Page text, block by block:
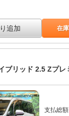
追加 在
ブリッド 2.5 Zプ
支払総額